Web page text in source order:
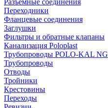
Разъемные соединения
Переходники
Фланцевые соединения
Заглушки
Фильтры и обратные клапаны
Канализация Poloplast
Трубопроводы POLO-KAL NG
Трубопроводы
Отводы
Тройники
Крестовины
Переходы